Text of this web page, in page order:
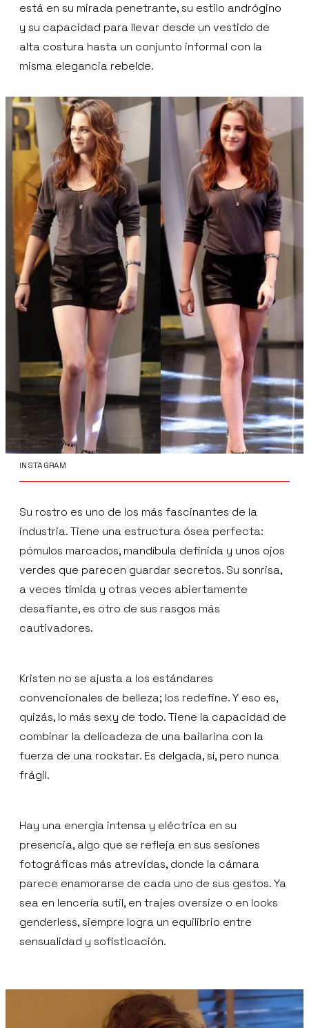
está en su mirada penetrante, su estilo andrógino
y su capacidad para llevar desde un vestido de
alta costura hasta un conjunto informal con la
misma elegancia rebelde.
INSTAGRAM
Su rostro es uno de los más fascinantes de la
industria. Tiene una estructura ósea perfecta:
pómulos marcados, mandíbula definida y unos ojos
verdes que parecen guardar secretos. Su sonrisa,
a veces tímida y otras veces abiertamente
desafiante, es otro de sus rasgos más
cautivadores.
Kristen no se ajusta a los estándares
convencionales de belleza; los redefine. Y eso es,
quizás, lo más sexy de todo. Tiene la capacidad de
combinar la delicadeza de una bailarina con la
fuerza de una rockstar. Es delgada, sí, pero nunca
frágil.
Hay una energía intensa y eléctrica en su
presencia, algo que se refleja en sus sesiones
fotográficas más atrevidas, donde la cámara
parece enamorarse de cada uno de sus gestos. Ya
sea en lencería sutil, en trajes oversize o en looks
genderless, siempre logra un equilibrio entre
sensualidad y sofisticación.